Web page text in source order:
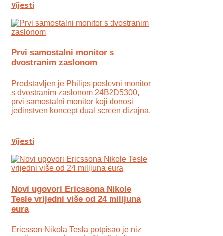
Vijesti
Prvi samostalni monitor s
dvostranim zaslonom
Predstavljen je Philips poslovni monitor
s dvostranim zaslonom 24B2D5300,
prvi samostalni monitor koji donosi
jedinstven koncept dual screen dizajna.
Vijesti
Novi ugovori Ericssona Nikole
Tesle vrijedni više od 24 milijuna
eura
Ericsson Nikola Tesla potpisao je niz